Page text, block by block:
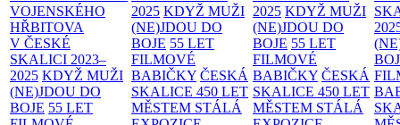
VOJENSKÉHO
HŘBITOVA
V ČESKÉ
SKALICI 2023–
2025 KDYŽ MUŽI
(NE)JDOU DO
BOJE 55 LET
2025 KDYŽ MUŽI
(NE)JDOU DO
BOJE 55 LET
FILMOVÉ
BABIČKY ČESKÁ
SKALICE 450 LET
MĚSTEM STÁLÁ
2025 KDYŽ MUŽI
(NE)JDOU DO
BOJE 55 LET
FILMOVÉ
BABIČKY ČESKÁ
SKALICE 450 LET
MĚSTEM STÁLÁ